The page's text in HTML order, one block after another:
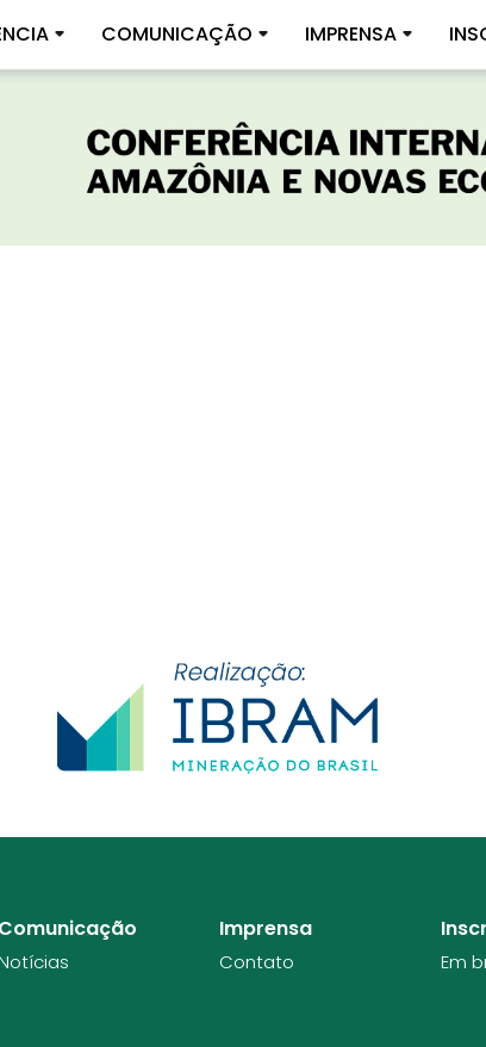
COMUNICAÇÃO IMPRENSA
Comunicação Imprensa
Contato Em